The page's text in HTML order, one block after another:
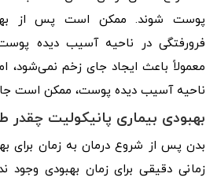
پوست شوند. ممکن است پس از
فرورفتگی در ناحیه آسیب دیده
معمولاً باعث ایجاد جای زخم
ناحیه آسیب دیده پوست، ممکن است
بهبودی بیماری پانیکولیت
بدن پس از شروع درمان به زمان برای
زمانی دقیقی برای زمان بهبودی وجود